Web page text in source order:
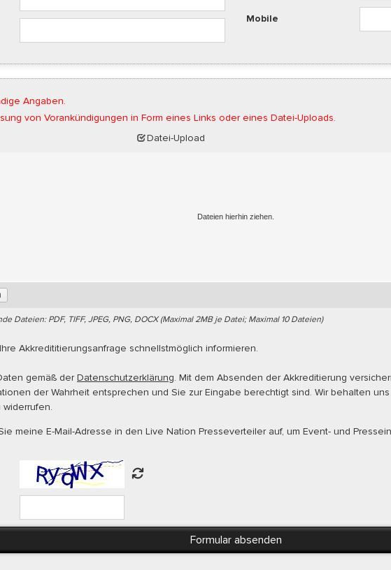
Mobile
Angaben.
von Vorankündigungen in Form eines Links oder eines Datei-Uploads.
Datei-Upload
Dateien hierhin ziehen.
Dateien: PDF, TIFF, JPEG, PNG, DOCX (Maximal 2MB je Datei; Maximal 10 Dateien)
Akkredititierungsanfrage schnellstmöglich informieren.
gemäß derDatenschutzerklärung. Mit dem Absenden der Akkreditierung
der Wahrheit entsprechen und Sie zur Eingabe berechtigt sind. Wir behalten
meine E-Mail-Adresse in den Live Nation Presseverteiler auf, um Event- und
Formular absenden